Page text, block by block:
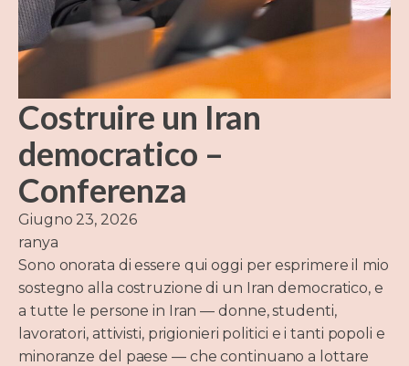
Costruire un Iran
democratico –
Conferenza
Giugno 23, 2026
ranya
Sono onorata di essere qui oggi per esprimere il mio
sostegno alla costruzione di un Iran democratico, e
a tutte le persone in Iran — donne, studenti,
lavoratori, attivisti, prigionieri politici e i tanti popoli e
minoranze del paese — che continuano a lottare